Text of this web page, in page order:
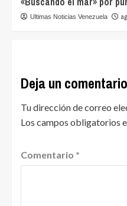
Ultimas Noticias Venezuela
Deja un comentario
Tu dirección de correo
Los campos obligatorios
Comentario *